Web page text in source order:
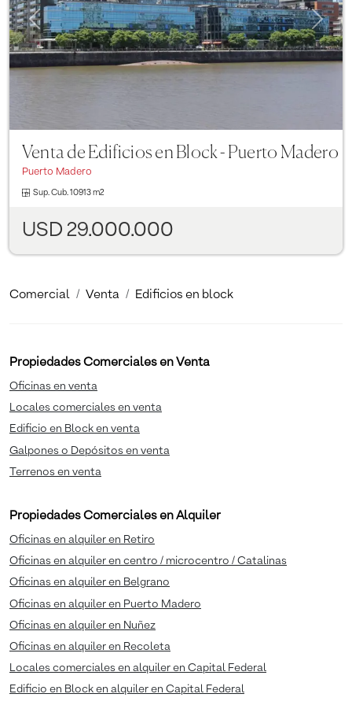
Previous Next
Venta de Edificios en Block - Puerto Madero
Puerto Madero
Sup. Cub. 10913 m2
USD 29.000.000
Comercial Venta Edificios en block
Propiedades Comerciales en Venta
Oficinas en venta
Locales comerciales en venta
Edificio en Block en venta
Galpones o Depósitos en venta
Terrenos en venta
Propiedades Comerciales en Alquiler
Oficinas en alquiler en Retiro
Oficinas en alquiler en centro / microcentro / Catalinas
Oficinas en alquiler en Belgrano
Oficinas en alquiler en Puerto Madero
Oficinas en alquiler en Nuñez
Oficinas en alquiler en Recoleta
Locales comerciales en alquiler en Capital Federal
Edificio en Block en alquiler en Capital Federal